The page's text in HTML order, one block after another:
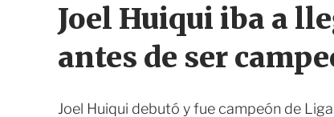
i
o
r
Joel Huiqui iba a
antes de ser
Joel Huiqui debutó y fue campeón de